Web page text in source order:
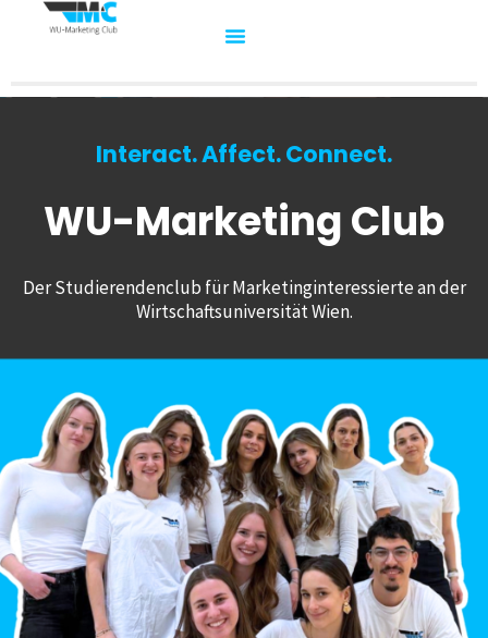
Interact. Affect. Connect.
WU-Marketing Club
Der Studierendenclub für Marketinginteressierte an der
Wirtschaftsuniversität Wien.